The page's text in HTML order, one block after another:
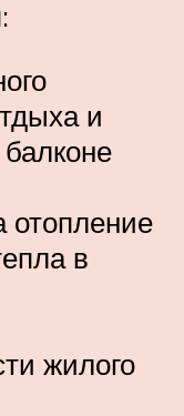
и
отопление
в
жилого